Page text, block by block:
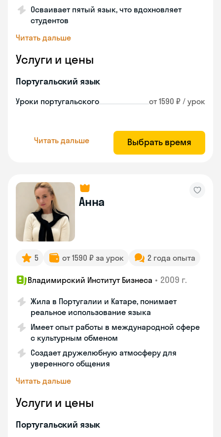
Осваивает пятый язык, что вдохновляет
студентов
Читать дальше
Услуги и цены
Португальский язык
Уроки португальского от 1590 ₽ / урок
Читать дальше Выбрать время
Анна
5 от 1590 ₽ за урок 2 года опыта
Владимирский Институт Бизнеса • 2009 г.
Жила в Португалии и Катаре, понимает
реальное использование языка
Имеет опыт работы в международной сфере
с культурным обменом
Создает дружелюбную атмосферу для
уверенного общения
Читать дальше
Услуги и цены
Португальский язык